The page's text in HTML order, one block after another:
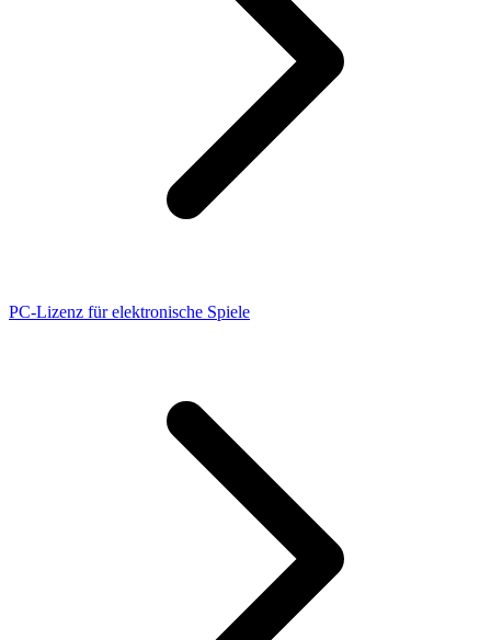
PC-Lizenz für elektronische Spiele